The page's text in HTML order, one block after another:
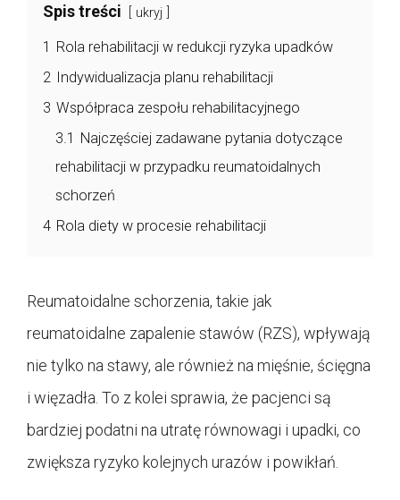
Spis treści ukryj
1 Rola rehabilitacji w redukcji ryzyka upadków
2 Indywidualizacja planu rehabilitacji
3 Współpraca zespołu rehabilitacyjnego
3.1 Najczęściej zadawane pytania dotyczące
rehabilitacji w przypadku reumatoidalnych
schorzeń
4 Rola diety w procesie rehabilitacji
Reumatoidalne schorzenia, takie jak
reumatoidalne zapalenie stawów (RZS), wpływają
nie tylko na stawy, ale również na mięśnie, ścięgna
i więzadła. To z kolei sprawia, że pacjenci są
bardziej podatni na utratę równowagi i upadki, co
zwiększa ryzyko kolejnych urazów i powikłań.